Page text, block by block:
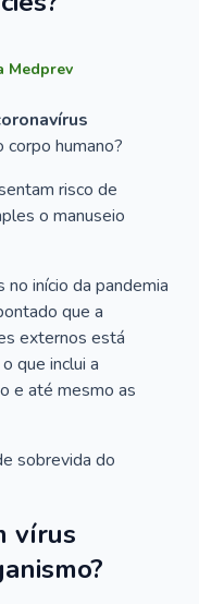
Medprev
corpo humano?
risco de
o manuseio
início da pandemia
que a
externos está
que inclui a
e até mesmo as
sobrevida do
vírus